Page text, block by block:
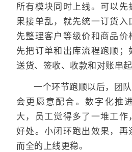
所有模块同时上线。可以先
果接单乱，就先统一订货入
先整理客户等级价和商品价
先把订单和出库流程跑顺；
送货、签收、收款和对账串起
一个环节跑顺以后，团
会更愿意配合。数字化推
大，员工觉得多了一堆工作
好处。小闭环跑出效果，再
而全的上线更稳。